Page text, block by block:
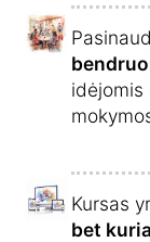
idėjomis
Kursas
bet